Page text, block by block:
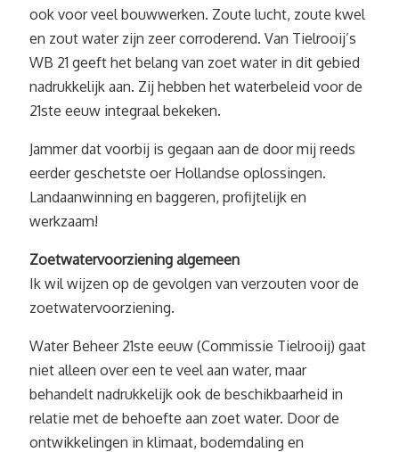
ook voor veel bouwwerken. Zoute lucht, zoute kwel
en zout water zijn zeer corroderend. Van Tielrooij’s
WB 21 geeft het belang van zoet water in dit gebied
nadrukkelijk aan. Zij hebben het waterbeleid voor de
21ste eeuw integraal bekeken.
Jammer dat voorbij is gegaan aan de door mij reeds
eerder geschetste oer Hollandse oplossingen.
Landaanwinning en baggeren, profijtelijk en
werkzaam!
Zoetwatervoorziening algemeen
Ik wil wijzen op de gevolgen van verzouten voor de
zoetwatervoorziening.
Water Beheer 21ste eeuw (Commissie Tielrooij) gaat
niet alleen over een te veel aan water, maar
behandelt nadrukkelijk ook de beschikbaarheid in
relatie met de behoefte aan zoet water. Door de
ontwikkelingen in klimaat, bodemdaling en